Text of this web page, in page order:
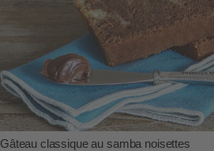
Gâteau classique au samba noisettes